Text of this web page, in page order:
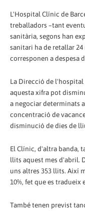
L'Hospital Clínic de
treballadors –tant
sanitària, segons han
sanitari ha de retallar
corresponen a despesa
La Direcció de
aquesta xifra pot
a negociar determinats
concentració de
disminució de dies de
El Clínic, d'altra banda,
llits aquest mes d'abril.
uns altres 353 llits. Així
10%, fet que es tradueix
També tenen previst